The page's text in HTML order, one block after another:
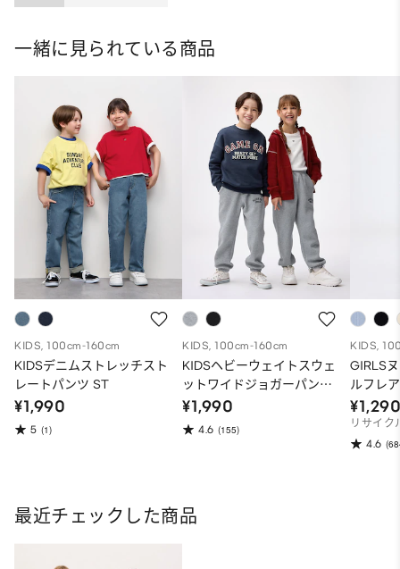
ット
一緒に見られている商品
KIDS, 100cm-160cm
KIDSデニムストレッチスト
レートパンツ ST
¥1,990
5 (1)
KIDS, 100cm-160cm
KIDSヘビーウェイトスウェ
ットワイドジョガーパンツ
(2025年度冬商品)
¥1,990
4.6 (155)
KIDS,
GIRLS
ルフレ
商品)
リサイク
4.6
最近チェックした商品